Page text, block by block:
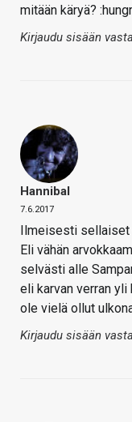
mitään käryä?
Kirjaudu sisään
Hannibal
7.6.2017
Ilmeisesti sellaiset
Eli vähän
selvästi alle
eli karvan verran
ole vielä ollut
Kirjaudu sisään